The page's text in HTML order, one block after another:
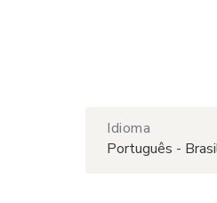
Idioma
Português -